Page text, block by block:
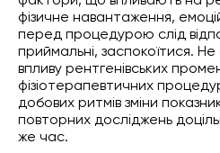
фізичне навантаження,
перед процедурою слід
приймальні, заспокоїтися. Не
впливу рентгенівських
фізіотерапевтичних
добових ритмів зміни
повторних досліджень
же час.